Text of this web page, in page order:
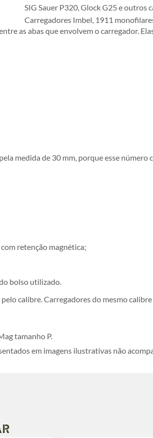
SIG Sauer P320, Glock G25 e outros
Carregadores Imbel, 1911
as abas que envolvem o carregador.
medida de 30 mm, porque esse
retenção magnética;
bolso utilizado.
calibre. Carregadores do mesmo
tamanho P.
em imagens ilustrativas não